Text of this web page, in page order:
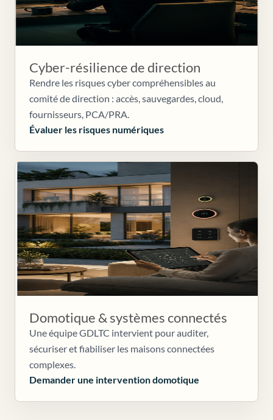
Cyber-résilience de direction
Rendre les risques cyber compréhensibles au
comité de direction : accès, sauvegardes, cloud,
fournisseurs, PCA/PRA.
Évaluer les risques numériques
Domotique & systèmes connectés
Une équipe GDLTC intervient pour auditer,
sécuriser et fiabiliser les maisons connectées
complexes.
Demander une intervention domotique